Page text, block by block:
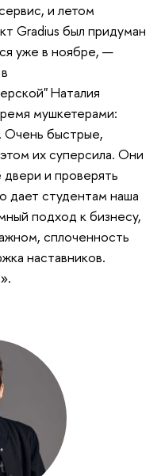
и летом
Gradius был придуман
уже в ноябре, —
Наталия
мушкетерами:
Очень быстрые,
их суперсила. Они
и проверять
дает студентам наша
подход к бизнесу,
сплоченность
наставников.